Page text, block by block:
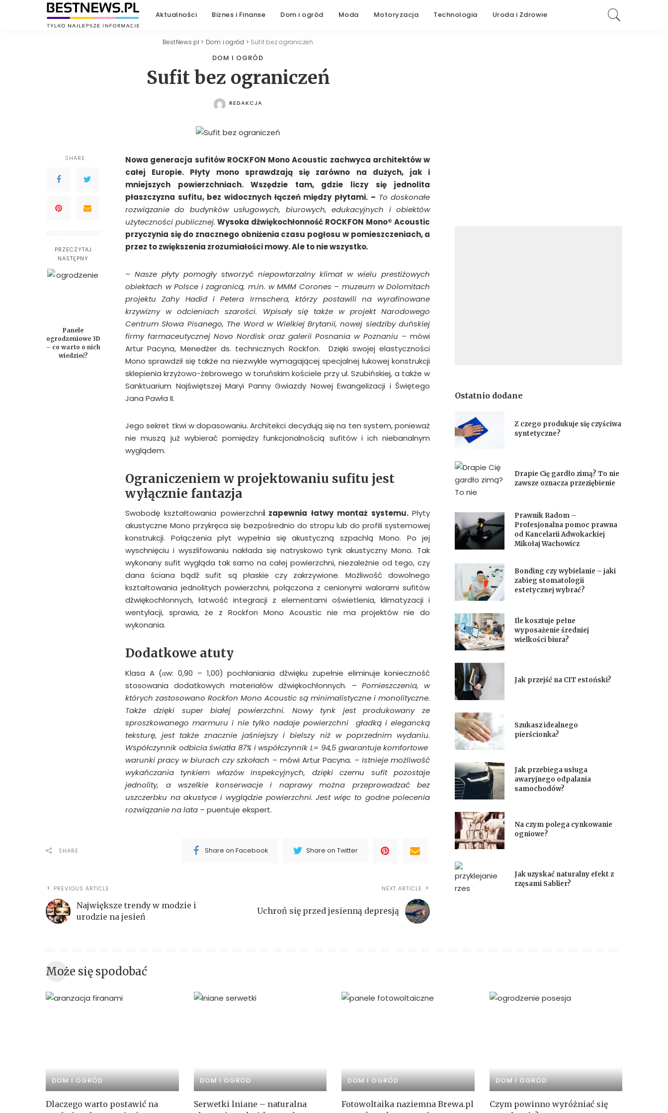
Aktualności Biznes i Finanse Dom i ogród Moda Motoryzacja Technologia Uroda i Zdrowie
BestNews.pl > Dom i ogród > Sufit bez ograniczeń
DOM I OGRÓD
Sufit bez ograniczeń
POSTED
REDAKCJA
SHARE
PRZECZYTAJ
NASTĘPNY
Panele
ogrodzeniowe 3D
– co warto o nich
wiedzieć?
Nowa generacja sufitów ROCKFON Mono Acoustic zachwyca architektów w
całej Europie. Płyty mono sprawdzają się zarówno na dużych, jak i
mniejszych powierzchniach. Wszędzie tam, gdzie liczy się jednolita
płaszczyzna sufitu, bez widocznych łączeń między płytami. – To doskonałe
rozwiązanie do budynków usługowych, biurowych, edukacyjnych i obiektów
użyteczności publicznej. Wysoka dźwiękochłonność ROCKFON Mono® Acoustic
przyczynia się do znacznego obniżenia czasu pogłosu w pomieszczeniach, a
przez to zwiększenia zrozumiałości mowy. Ale to nie wszystko.
– Nasze płyty pomogły stworzyć niepowtarzalny klimat w wielu prestiżowych
obiektach w Polsce i zagranicą, m.in. w MMM Corones – muzeum w Dolomitach
projektu Zahy Hadid i Petera Irmschera, którzy postawili na wyrafinowane
krzywizny w odcieniach szarości. Wpisały się także w projekt Narodowego
Centrum Słowa Pisanego, The Word w Wielkiej Brytanii, nowej siedziby duńskiej
firmy farmaceutycznejNovo Nordisk oraz galerii Posnania w Poznaniu –mówi
Artur Pacyna, Menedżer ds. technicznych Rockfon. Dzięki swojej elastyczności
Mono sprawdził się także na niezwykle wymagającej specjalnej łukowej konstrukcji
sklepienia krzyżowo-żebrowego w toruńskim kościele przy ul. Szubińskiej, a także w
Sanktuarium Najświętszej Maryi Panny Gwiazdy Nowej Ewangelizacji i Świętego
Jana Pawła II.
Jego sekret tkwi w dopasowaniu. Architekci decydują się na ten system, ponieważ
nie muszą już wybierać pomiędzy funkcjonalnością sufitów i ich niebanalnym
wyglądem.
Ograniczeniem w projektowaniu sufitu jest
wyłącznie fantazja
Swobodę kształtowania powierzchni zapewnia łatwy montaż systemu.Płyty
akustyczne Mono przykręca się bezpośrednio do stropu lub do profili systemowej
konstrukcji. Połączenia płyt wypełnia się akustyczną szpachlą Mono. Po jej
wyschnięciu i wyszlifowaniu nakłada się natryskowo tynk akustyczny Mono. Tak
wykonany sufit wygląda tak samo na całej powierzchni, niezależnie od tego, czy
dana ściana bądź sufit są płaskie czy zakrzywione. Możliwość dowolnego
kształtowania jednolitych powierzchni, połączona z cenionymi walorami sufitów
dźwiękochłonnych, łatwość integracji z elementami oświetlenia, klimatyzacji i
wentylacji, sprawia, że z Rockfon Mono Acoustic nie ma projektów nie do
wykonania.
Dodatkowe atuty
Klasa A (αw: 0,90 – 1,00) pochłaniania dźwięku zupełnie eliminuje konieczność
stosowania dodatkowych materiałów dźwiękochłonnych. –Pomieszczenia, w
których zastosowano Rockfon Mono Acoustic są minimalistyczne i monolityczne.
Także dzięki super białej powierzchni. Nowy tynk jest produkowany ze
sproszkowanego marmuru i nie tylko nadaje powierzchni gładką i elegancką
teksturę, jest także znacznie jaśniejszy i bielszy niż w poprzednim wydaniu.
Współczynnik odbicia światła 87% i współczynnik L= 94,5 gwarantuje komfortowe
warunki pracy w biurach czy szkołach – mówi Artur Pacyna. – Istnieje możliwość
wykańczania tynkiem włazów inspekcyjnych, dzięki czemu sufit pozostaje
jednolity, a wszelkie konserwacje i naprawy można przeprowadzać bez
uszczerbku na akustyce i wyglądzie powierzchni. Jest więc to godne polecenia
rozwiązanie na lata – puentuje ekspert.
SHARE Share on Facebook Share on Twitter
PREVIOUS ARTICLE
Największe trendy w modzie i
urodzie na jesień
NEXT ARTICLE
Uchroń się przed jesienną depresją
Ostatnio dodane
Z czego produkuje się czyściwa
syntetyczne?
Drapie Cię gardło zimą? To nie
zawsze oznacza przeziębienie
Prawnik Radom –
Profesjonalna pomoc prawna
od Kancelarii Adwokackiej
Mikołaj Wachowicz
Bonding czy wybielanie – jaki
zabieg stomatologii
estetycznej wybrać?
Ile kosztuje pełne
wyposażenie średniej
wielkości biura?
Jak przejść na CIT estoński?
Szukasz idealnego
pierścionka?
Jak przebiega usługa
awaryjnego odpalania
samochodów?
Na czym polega cynkowanie
ogniowe?
Jak uzyskać naturalny efekt z
rzęsami Sablier?
Może się spodobać
DOM I OGRÓD
Dlaczego warto postawić na
DOM I OGRÓD
Serwetki lniane – naturalna
DOM I OGRÓD
Fotowoltaika naziemna Brewa.pl
DOM I OGRÓD
Czym powinno wyróżniać się